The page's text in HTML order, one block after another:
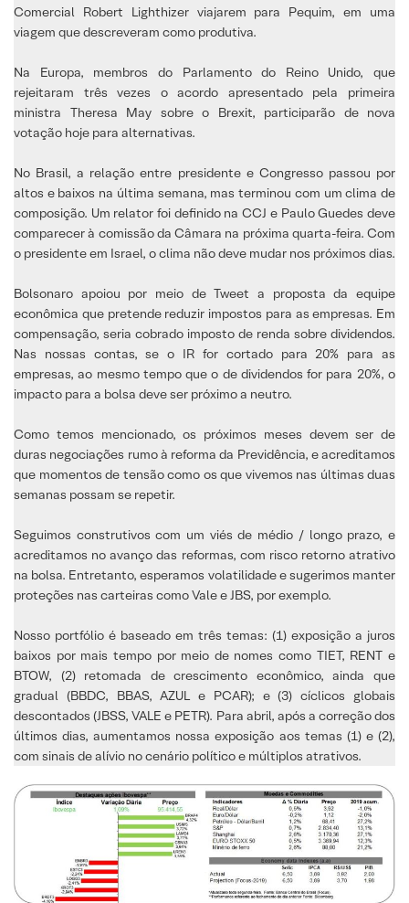
Comercial Robert Lighthizer viajarem para Pequim, em uma
viagem que descreveram como produtiva.
Na Europa, membros do Parlamento do Reino Unido, que
rejeitaram três vezes o acordo apresentado pela primeira
ministra Theresa May sobre o Brexit, participarão de nova
votação hoje para alternativas.
No Brasil, a relação entre presidente e Congresso passou por
altos e baixos na última semana, mas terminou com um clima de
composição. Um relator foi definido na CCJ e Paulo Guedes deve
comparecer à comissão da Câmara na próxima quarta-feira. Com
o presidente em Israel, o clima não deve mudar nos próximos dias.
Bolsonaro apoiou por meio de Tweet a proposta da equipe
econômica que pretende reduzir impostos para as empresas. Em
compensação, seria cobrado imposto de renda sobre dividendos.
Nas nossas contas, se o IR for cortado para 20% para as
empresas, ao mesmo tempo que o de dividendos for para 20%, o
impacto para a bolsa deve ser próximo a neutro.
Como temos mencionado, os próximos meses devem ser de
duras negociações rumo à reforma da Previdência, e acreditamos
que momentos de tensão como os que vivemos nas últimas duas
semanas possam se repetir.
Seguimos construtivos com um viés de médio / longo prazo, e
acreditamos no avanço das reformas, com risco retorno atrativo
na bolsa. Entretanto, esperamos volatilidade e sugerimos manter
proteções nas carteiras como Vale e JBS, por exemplo.
Nosso portfólio é baseado em três temas: (1) exposição a juros
baixos por mais tempo por meio de nomes como TIET, RENT e
BTOW, (2) retomada de crescimento econômico, ainda que
gradual (BBDC, BBAS, AZUL e PCAR); e (3) cíclicos globais
descontados (JBSS, VALE e PETR). Para abril, após a correção dos
últimos dias, aumentamos nossa exposição aos temas (1) e (2),
com sinais de alívio no cenário político e múltiplos atrativos.